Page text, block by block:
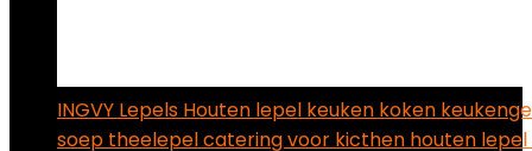
INGVY Lepels Houten lepel keuken koken
soep theelepel catering voor kicthen houten lepel